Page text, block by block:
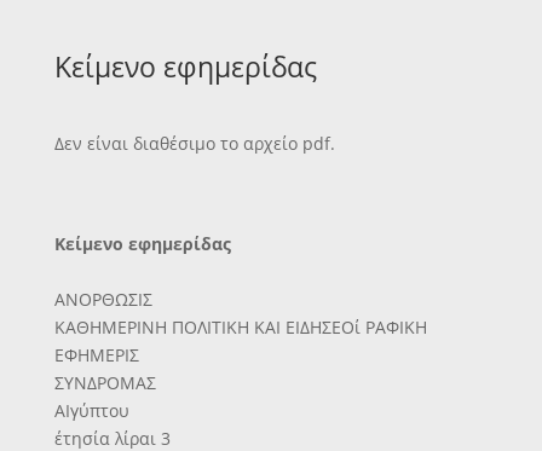
Κείμενο εφημερίδας
Δεν είναι διαθέσιμο το αρχείο pdf.
Κείμενο εφημερίδας
ΑΝΟΡΘΩΣΙΣ
ΚΑΘΗΜΕΡΙΝΗ ΠΟΛΙΤΙΚΗ ΚΑΙ ΕΙΔΗΣΕΟί ΡΑΦΙΚΗ
ΕΦΗΜΕΡΙΣ
ΣΥΝΔΡΟΜΑΣ
ΑΙγύπτου
έτησία λίραι 3